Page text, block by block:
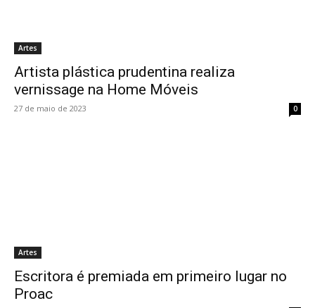
Artes
Artista plástica prudentina realiza
vernissage na Home Móveis
27 de maio de 2023 0
Artes
Escritora é premiada em primeiro lugar no
Proac